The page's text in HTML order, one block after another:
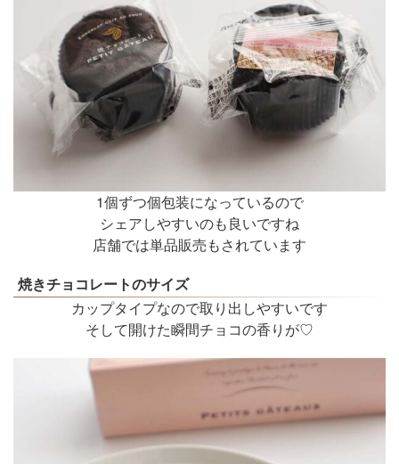
1個ずつ個包装になっているので
シェアしやすいのも良いですね
店舗では単品販売もされています
焼きチョコレートのサイズ
カップタイプなので取り出しやすいです
そして開けた瞬間チョコの香りが♡